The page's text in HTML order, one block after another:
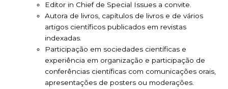
Editor in Chief de Special Issues a convite.
Autora de livros, capítulos de livros e de vários
artigos científicos publicados em revistas
indexadas.
Participação em sociedades científicas e
experiência em organização e participação de
conferências científicas com comunicações orais,
apresentações de posters ou moderações.